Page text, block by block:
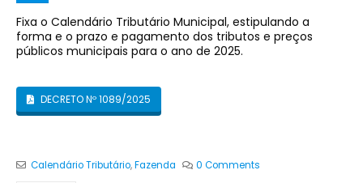
Fixa o Calendário Tributário Municipal, estipulando a
forma e o prazo e pagamento dos tributos e preços
públicos municipais para o ano de 2025.
DECRETO Nº 1089/2025
Calendário Tributário,Fazenda 0 Comments